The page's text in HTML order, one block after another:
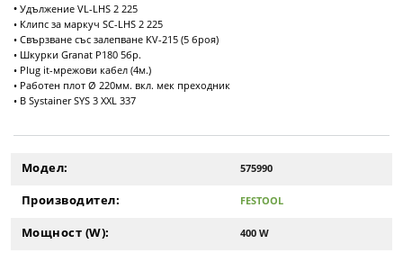
• Удължение VL-LHS 2 225
• Клипс за маркуч SC-LHS 2 225
• Свързване със залепване KV-215 (5 броя)
• Шкурки Granat P180 5бр.
• Plug it-мрежови кабел (4м.)
• Работен плот Ø 220мм. вкл. мек преходник
• В Systainer SYS 3 XXL 337
Модел: 575990
Производител: FESTOOL
Мощност (W): 400 W